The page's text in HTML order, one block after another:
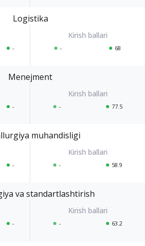
Logistika
- - 68
Menejment
- - 77.5
muhandisligi
- - 58.9
va standartlashtirish
- - 63.2